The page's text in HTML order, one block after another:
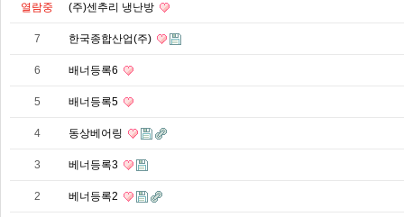
열람중 (주)센추리 냉난방
7 한국종합산업(주)
6 배너등록6
5 배너등록5
4 동상베어링
3 베너등록3
2 베너등록2